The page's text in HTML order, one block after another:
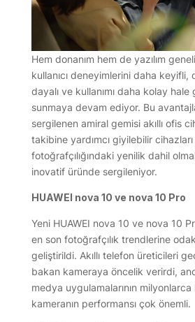
Hem donanım hem de yazılım
kullanıcı deneyimlerini daha keyifli,
dayalı ve kullanımı daha kolay
sunmaya devam ediyor. Bu
sergilenen amiral gemisi akıllı ofis
takibine yardımcı giyilebilir cihazları
fotoğrafçılığındaki yenilik dahil
inovatif üründe sergileniyor.
HUAWEI nova 10 ve nova 10 Pro
Yeni HUAWEI nova 10 ve nova 10
en son fotoğrafçılık trendlerine
geliştirildi. Akıllı telefon üreticileri
bakan kameraya öncelik verirdi,
medya uygulamalarının milyonlarca
kameranın performansı çok önemli.